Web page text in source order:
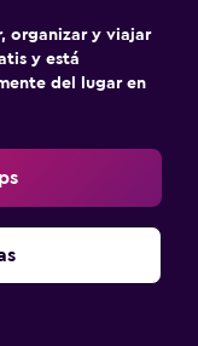
organizar y viajar
y está
del lugar en